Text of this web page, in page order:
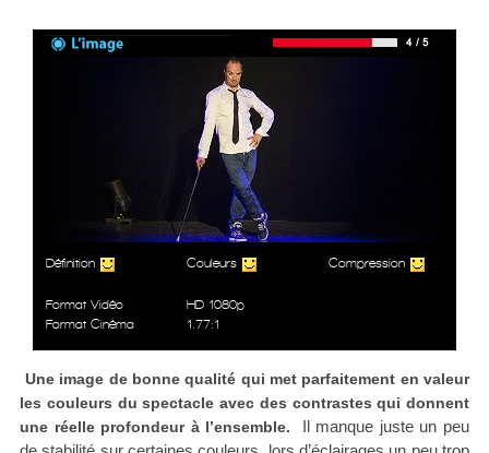
Définition Couleurs Compression
Format Vidéo
HD 1080p
Format Cinéma
1.77:1
Une image de bonne qualité qui met parfaitement en valeur
les couleurs du spectacle avec des contrastes qui donnent
une réelle profondeur à l’ensemble.
Il manque juste un peu